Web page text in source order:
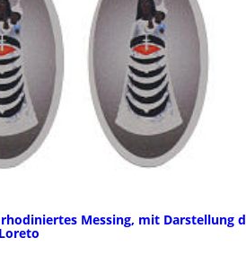
Messing, mit Darstellung